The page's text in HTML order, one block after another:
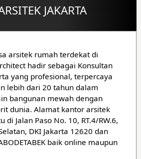
JAKARTA
arsitek rumah terdekat di
hadir sebagai Konsultan
yang profesional, terpercaya
lebih dari 20 tahun dalam
bangunan mewah dengan
dunia. Alamat kantor arsitek
di Jalan Paso No. 10, RT.4/RW.6,
DKI Jakarta 12620 dan
baik online maupun